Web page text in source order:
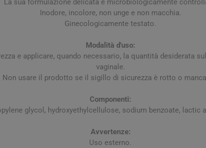
Per Cani
Per Gatti
Per Entrambi
La sua formulazione delicata è microbiologicamente
Inodore, incolore, non unge e non macchia.
Ginecologicamente testato.
Modalità d'uso:
e applicare, quando necessario, la quantità desiderata
vaginale.
Non usare il prodotto se il sigillo di sicurezza è rotto o
Componenti:
glycol, hydroxyethylcellulose, sodium benzoate, lactic
Avvertenze:
Uso esterno.